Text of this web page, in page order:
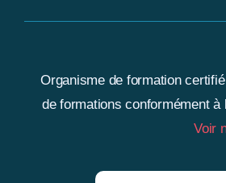
Organisme de formation
de formations conformément à
Voir